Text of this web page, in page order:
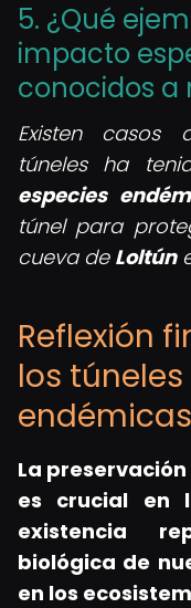
5. ¿Qué
impacto
conocidos a
Existen casos
túneles ha
especies
túnel para
cueva de Loltún
Reflexión
los
endémicas
La
es crucial en
existencia
biológica de
en los